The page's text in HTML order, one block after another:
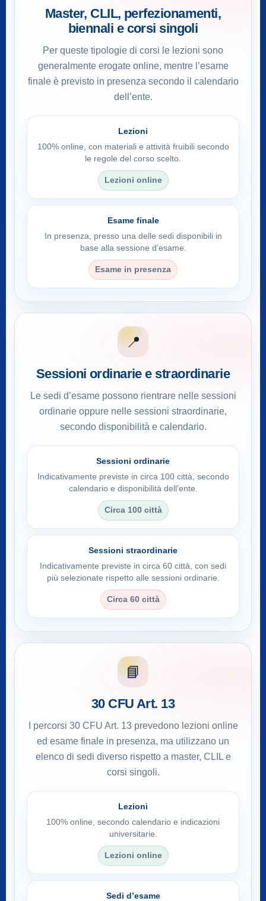
Master, CLIL, perfezionamenti,
biennali e corsi singoli
Per queste tipologie di corsi le lezioni sono
generalmente erogate online, mentre l’esame
finale è previsto in presenza secondo il calendario
dell’ente.
Lezioni
100% online, con materiali e attività fruibili secondo
le regole del corso scelto.
Lezioni online
Esame finale
In presenza, presso una delle sedi disponibili in
base alla sessione d’esame.
Esame in presenza
📍
Sessioni ordinarie e straordinarie
Le sedi d’esame possono rientrare nelle sessioni
ordinarie oppure nelle sessioni straordinarie,
secondo disponibilità e calendario.
Sessioni ordinarie
Indicativamente previste in circa 100 città, secondo
calendario e disponibilità dell’ente.
Circa 100 città
Sessioni straordinarie
Indicativamente previste in circa 60 città, con sedi
più selezionate rispetto alle sessioni ordinarie.
Circa 60 città
📘
30 CFU Art. 13
I percorsi 30 CFU Art. 13 prevedono lezioni online
ed esame finale in presenza, ma utilizzano un
elenco di sedi diverso rispetto a master, CLIL e
corsi singoli.
Lezioni
100% online, secondo calendario e indicazioni
universitarie.
Lezioni online
Sedi d’esame